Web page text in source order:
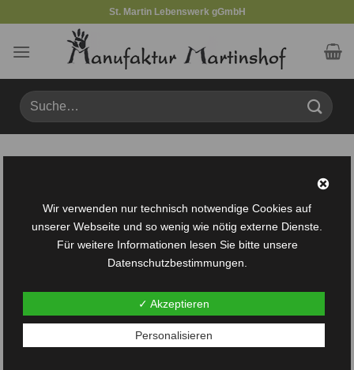
springen
St. Martin Lebenswerk gGmbH
Suche
nach:
Wunschliste
Wir verwenden nur technisch notwendige Cookies auf
unserer Webseite und so wenig wie nötig externe Dienste.
Für weitere Informationen lesen Sie bitte unsere
Datenschutzbestimmungen.
✓ Akzeptieren
Personalisieren